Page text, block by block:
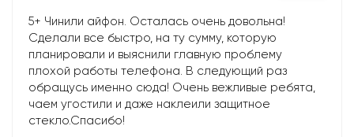
5+ Чинили айфон. Осталась очень довольна!
Сделали все быстро, на ту сумму, которую
планировали и выяснили главную проблему
плохой работы телефона. В следующий раз
обращусь именно сюда! Очень вежливые ребята,
чаем угостили и даже наклеили защитное
стекло.Спасибо!